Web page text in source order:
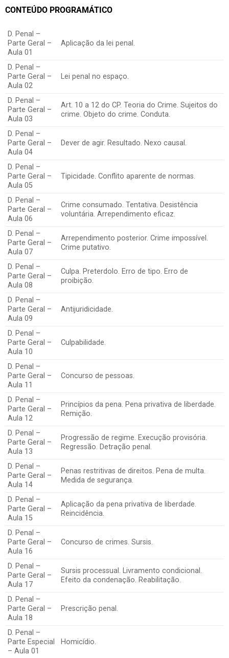
CONTEÚDO PROGRAMÁTICO
D. Penal –
Parte Geral –
Aula 01
Aplicação da lei penal.
D. Penal –
Parte Geral –
Aula 02
Lei penal no espaço.
D. Penal –
Parte Geral –
Aula 03
Art. 10 a 12 do CP. Teoria do Crime. Sujeitos do
crime. Objeto do crime. Conduta.
D. Penal –
Parte Geral –
Aula 04
Dever de agir. Resultado. Nexo causal.
D. Penal –
Parte Geral –
Aula 05
Tipicidade. Conflito aparente de normas.
D. Penal –
Parte Geral –
Aula 06
Crime consumado. Tentativa. Desistência
voluntária. Arrependimento eficaz.
D. Penal –
Parte Geral –
Aula 07
Arrependimento posterior. Crime impossível.
Crime putativo.
D. Penal –
Parte Geral –
Aula 08
Culpa. Preterdolo. Erro de tipo. Erro de
proibição.
D. Penal –
Parte Geral –
Aula 09
Antijuridicidade.
D. Penal –
Parte Geral –
Aula 10
Culpabilidade.
D. Penal –
Parte Geral –
Aula 11
Concurso de pessoas.
D. Penal –
Parte Geral –
Aula 12
Princípios da pena. Pena privativa de liberdade.
Remição.
D. Penal –
Parte Geral –
Aula 13
Progressão de regime. Execução provisória.
Regressão. Detração penal.
D. Penal –
Parte Geral –
Aula 14
Penas restritivas de direitos. Pena de multa.
Medida de segurança.
D. Penal –
Parte Geral –
Aula 15
Aplicação da pena privativa de liberdade.
Reincidência.
D. Penal –
Parte Geral –
Aula 16
Concurso de crimes. Sursis.
D. Penal –
Parte Geral –
Aula 17
Sursis processual. Livramento condicional.
Efeito da condenação. Reabilitação.
D. Penal –
Parte Geral –
Aula 18
Prescrição penal.
D. Penal –
Parte Especial
– Aula 01
Homicídio.